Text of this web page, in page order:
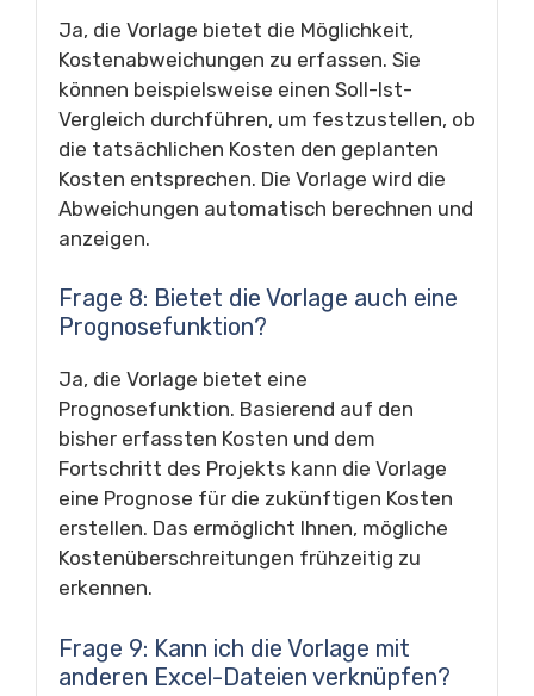
Ja, die Vorlage bietet die Möglichkeit,
Kostenabweichungen zu erfassen. Sie
können beispielsweise einen Soll-Ist-
Vergleich durchführen, um festzustellen, ob
die tatsächlichen Kosten den geplanten
Kosten entsprechen. Die Vorlage wird die
Abweichungen automatisch berechnen und
anzeigen.
Frage 8: Bietet die Vorlage auch eine
Prognosefunktion?
Ja, die Vorlage bietet eine
Prognosefunktion. Basierend auf den
bisher erfassten Kosten und dem
Fortschritt des Projekts kann die Vorlage
eine Prognose für die zukünftigen Kosten
erstellen. Das ermöglicht Ihnen, mögliche
Kostenüberschreitungen frühzeitig zu
erkennen.
Frage 9: Kann ich die Vorlage mit
anderen Excel-Dateien verknüpfen?